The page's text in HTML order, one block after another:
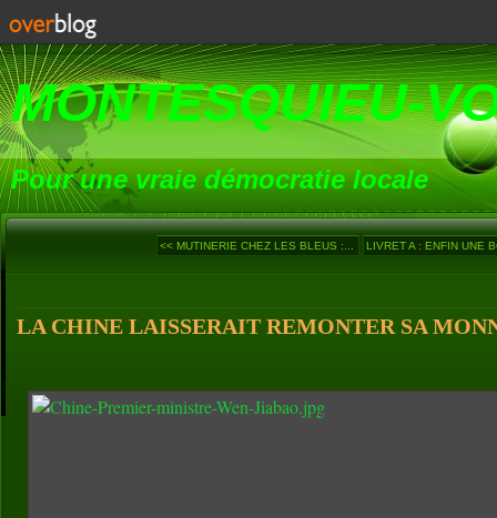
MONTESQUIEU-
Pour une vraie démocratie locale
<< MUTINERIE CHEZ LES BLEUS :... LIVRET A : ENFIN UNE
LA CHINE LAISSERAIT REMONTER SA